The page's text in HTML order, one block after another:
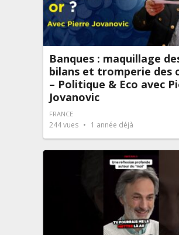
Banques : maquillage
bilans et tromperie des
– Politique & Eco avec
Jovanovic
FRANCE
244vues 1 année déjà